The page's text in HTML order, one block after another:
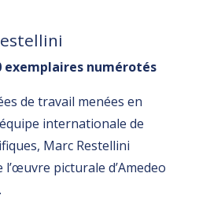
exemplaires numérotés
de travail menées en
internationale de
Marc Restellini
picturale d’Amedeo